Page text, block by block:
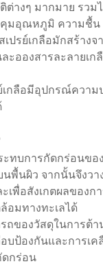
างๆ มากมาย รวม
มอุณหภูมิ ความชื้น
ปรย์เกลือมักสร้าง
อองสารละลายเ
เกลือมีอุปกรณ์ควา
ะทบการกัดกร่อนข
พื้นผิว จากนั้นจึง
พื่อสังเกตผลของ
อมทางทะเลได้
ของวัสดุในการ
บป้องกันและการ
ดกร่อน